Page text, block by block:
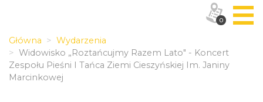
Główna
Wydarzenia
Widowisko „Roztańcujmy Razem Lato" - Koncert
Zespołu Pieśni I Tańca Ziemi Cieszyńskiej Im. Janiny
Marcinkowej
0